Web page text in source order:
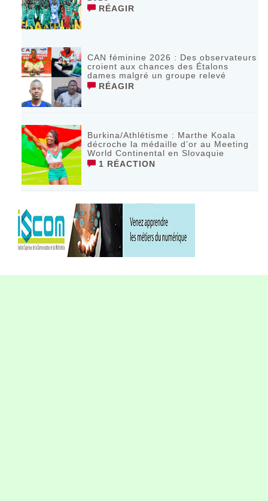
RÉAGIR
CAN féminine 2026 : Des observateurs
croient aux chances des Étalons
dames malgré un groupe relevé
RÉAGIR
Burkina/Athlétisme : Marthe Koala
décroche la médaille d’or au Meeting
World Continental en Slovaquie ‎
1 RÉACTION